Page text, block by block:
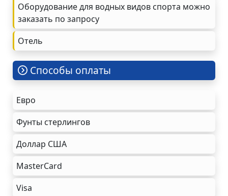
Оборудование для водных видов спорта можно
заказать по запросу
Oтель
Cпособы оплаты
Евро
Фунты стерлингов
Доллар США
MasterCard
Visa